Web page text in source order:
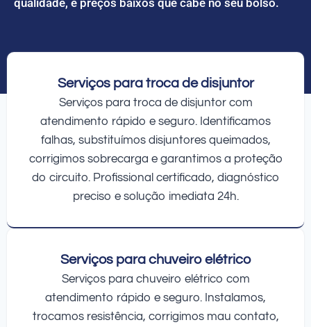
Serviços para troca de disjuntor
Serviços para troca de disjuntor com
atendimento rápido e seguro. Identificamos
falhas, substituímos disjuntores queimados,
corrigimos sobrecarga e garantimos a proteção
do circuito. Profissional certificado, diagnóstico
preciso e solução imediata 24h.
Serviços para chuveiro elétrico
Serviços para chuveiro elétrico com
atendimento rápido e seguro. Instalamos,
trocamos resistência, corrigimos mau contato,